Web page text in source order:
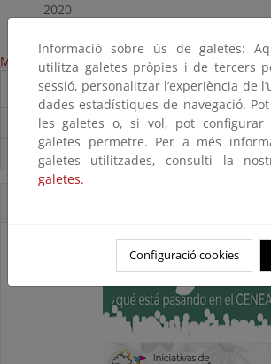
2020
Más información
Destacados
Carpeta Informativa del CENEAM.
Suscríbete a la Carpeta Informativa del Ceneam
Informació sobre ús de galetes:
utilitza galetes pròpies i de tercers
sessió, personalitzar l’experiència de
dades estadístiques de navegació.
les galetes o, si vol, pot
galetes permetre. Per a més
galetes utilitzades, consulti la
galetes.
Configuració cookies